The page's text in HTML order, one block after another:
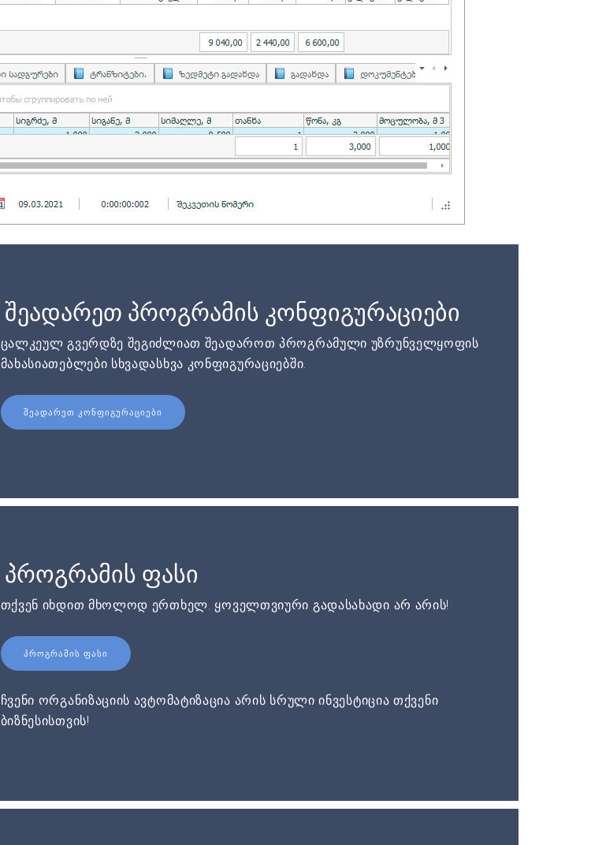
შეადარეთ პროგრამის კონფიგურაციები
ცალკეულ გვერდზე შეგიძლიათ შეადაროთ პროგრამული უზრუნველყოფის
მახასიათებლები სხვადასხვა კონფიგურაციებში.
ᲨᲔᲐᲓᲐᲠᲔᲗ ᲙᲝᲜᲤᲘᲒᲣᲠᲐᲪᲘᲔᲑᲘ
პროგრამის ფასი
თქვენ იხდით მხოლოდ ერთხელ. ყოველთვიური გადასახადი არ არის!
ᲞᲠᲝᲒᲠᲐᲛᲘᲡ ᲤᲐᲡᲘ
ჩვენი ორგანიზაციის ავტომატიზაცია არის სრული ინვესტიცია თქვენი
ბიზნესისთვის!